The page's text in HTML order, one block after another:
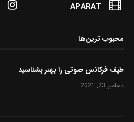
APARAT
محبوب ترین‌ها
طیف فرکانس صوتی را بهتر بشناسید
دسامبر 23, 2021